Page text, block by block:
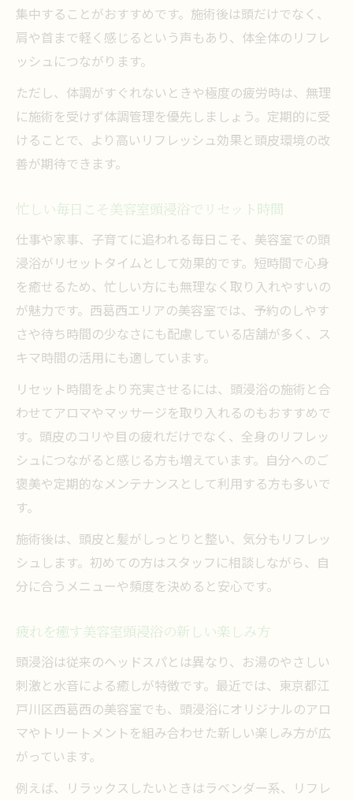
集中することがおすすめです。施術後は頭だけでなく、
肩や首まで軽く感じるという声もあり、体全体のリフレ
ッシュにつながります。
ただし、体調がすぐれないときや極度の疲労時は、無理
に施術を受けず体調管理を優先しましょう。定期的に受
けることで、より高いリフレッシュ効果と頭皮環境の改
善が期待できます。
忙しい毎日こそ美容室頭浸浴でリセット時間
仕事や家事、子育てに追われる毎日こそ、美容室での頭
浸浴がリセットタイムとして効果的です。短時間で心身
を癒せるため、忙しい方にも無理なく取り入れやすいの
が魅力です。西葛西エリアの美容室では、予約のしやす
さや待ち時間の少なさにも配慮している店舗が多く、ス
キマ時間の活用にも適しています。
リセット時間をより充実させるには、頭浸浴の施術と合
わせてアロマやマッサージを取り入れるのもおすすめで
す。頭皮のコリや目の疲れだけでなく、全身のリフレッ
シュにつながると感じる方も増えています。自分へのご
褒美や定期的なメンテナンスとして利用する方も多いで
す。
施術後は、頭皮と髪がしっとりと整い、気分もリフレッ
シュします。初めての方はスタッフに相談しながら、自
分に合うメニューや頻度を決めると安心です。
疲れを癒す美容室頭浸浴の新しい楽しみ方
頭浸浴は従来のヘッドスパとは異なり、お湯のやさしい
刺激と水音による癒しが特徴です。最近では、東京都江
戸川区西葛西の美容室でも、頭浸浴にオリジナルのアロ
マやトリートメントを組み合わせた新しい楽しみ方が広
がっています。
例えば、リラックスしたいときはラベンダー系、リフレ